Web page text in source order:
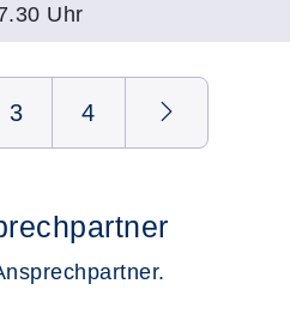
Uhr
3 4